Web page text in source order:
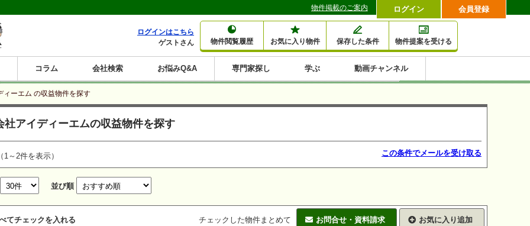
物件閲覧履歴 お気に入り物件 保存した条件 物件提案を受ける
ログインはこちら
ゲストさん
投資マンション
一棟売りアパート
一棟売りマンション
一棟売りビル
店舗・事務所
賃貸併用住宅
戸建賃貸
土地
新築住宅
工場・倉庫
ホテルペンション
コラム
購入コラム
売却コラム
大家さんコラム
賃貸経営コラム
会社検索 お悩みQ&A 専門家探し 学ぶ 動画チャンネル
ログイン 会員登録
物件掲載のご案内
ィーエム の収益物件を探す
社アイディーエムの収益物件を探す
1～2件を表示） この条件でメールを受け取る
並び順
てチェックを入れる チェックした物件まとめて お気に入り追加
お問合せ・資料請求